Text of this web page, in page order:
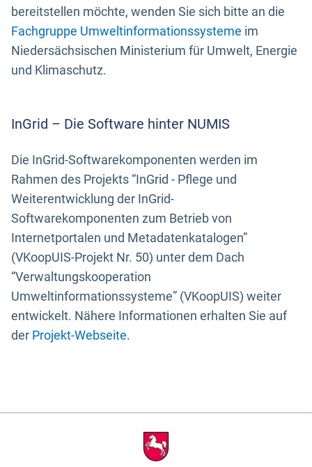
bereitstellen möchte, wenden Sie sich bitte an die
Fachgruppe Umweltinformationssysteme im
Niedersächsischen Ministerium für Umwelt, Energie
und Klimaschutz.
InGrid – Die Software hinter NUMIS
Die InGrid-Softwarekomponenten werden im
Rahmen des Projekts “InGrid - Pflege und
Weiterentwicklung der InGrid-
Softwarekomponenten zum Betrieb von
Internetportalen und Metadatenkatalogen”
(VKoopUIS-Projekt Nr. 50) unter dem Dach
“Verwaltungskooperation
Umweltinformationssysteme” (VKoopUIS) weiter
entwickelt. Nähere Informationen erhalten Sie auf
der Projekt-Webseite.